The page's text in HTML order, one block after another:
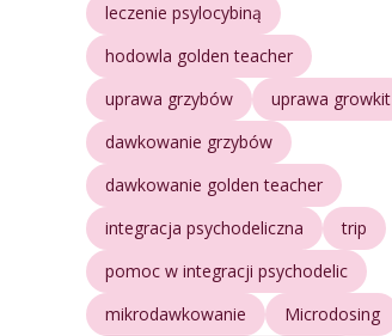
leczenie psylocybiną
hodowla golden teacher
uprawa grzybów
uprawa growkit
dawkowanie grzybów
dawkowanie golden teacher
integracja psychodeliczna
trip
pomoc w integracji psychodelic
mikrodawkowanie
Microdosing